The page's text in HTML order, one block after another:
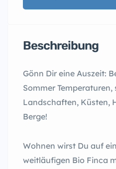
Beschreibung
Gönn Dir eine Auszeit:
Sommer Temperaturen,
Landschaften, Küsten,
Berge!
Wohnen wirst Du auf
weitläufigen Bio Finca